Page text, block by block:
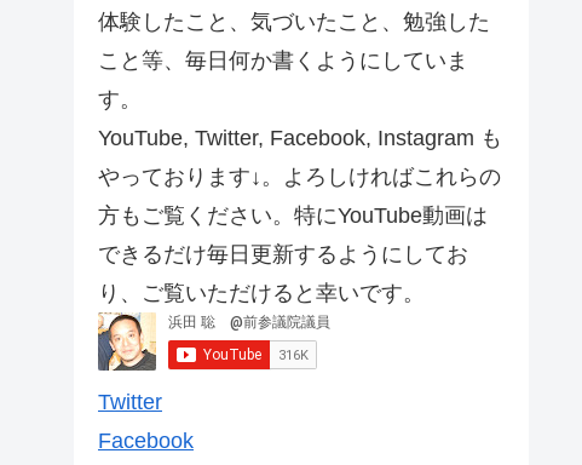
体験したこと、気づいたこと、勉強した
こと等、毎日何か書くようにしていま
す。
YouTube, Twitter, Facebook, Instagram も
やっております↓。よろしければこれらの
方もご覧ください。特にYouTube動画は
できるだけ毎日更新するようにしてお
り、ご覧いただけると幸いです。
Twitter
Facebook